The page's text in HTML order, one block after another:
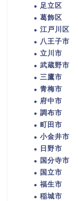
足立区
葛飾区
江戸川区
八王子市
立川市
武蔵野市
三鷹市
青梅市
府中市
調布市
町田市
小金井市
日野市
国分寺市
国立市
福生市
稲城市